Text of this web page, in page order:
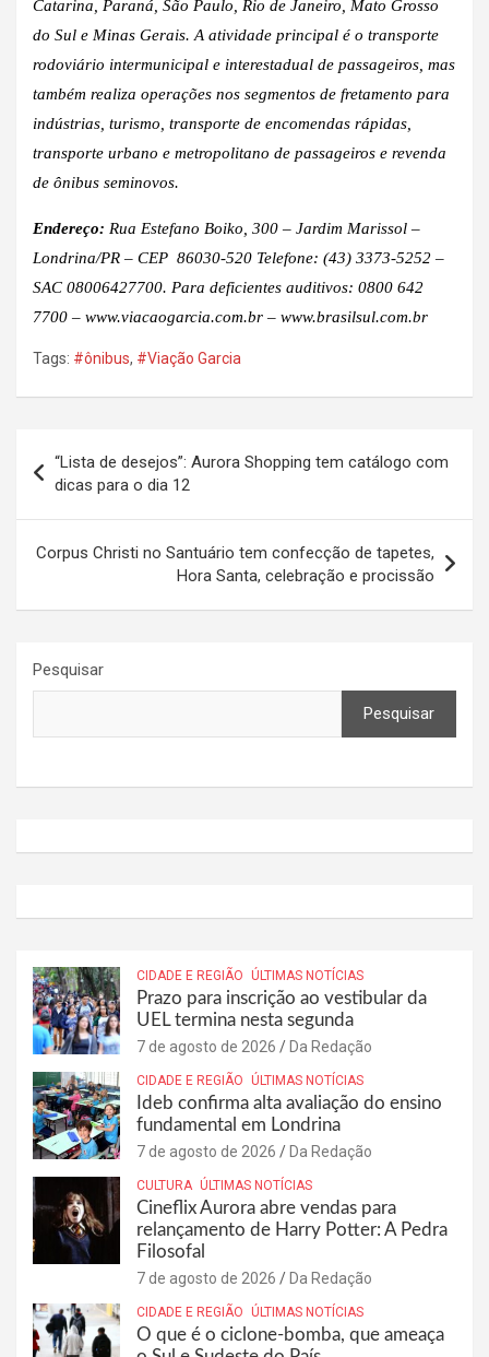
Catarina, Paraná, São Paulo, Rio de Janeiro, Mato Grosso
do Sul e Minas Gerais. A atividade principal é o transporte
rodoviário intermunicipal e interestadual de passageiros, mas
também realiza operações nos segmentos de fretamento para
indústrias, turismo, transporte de encomendas rápidas,
transporte urbano e metropolitano de passageiros e revenda
de ônibus seminovos.
Endereço: Rua Estefano Boiko, 300 – Jardim Marissol –
Londrina/PR – CEP 86030-520 Telefone: (43) 3373-5252 –
SAC 08006427700. Para deficientes auditivos: 0800 642
7700 – www.viacaogarcia.com.br – www.brasilsul.com.br
Tags: #ônibus, #Viação Garcia
de
Post
“Lista de desejos”: Aurora Shopping tem catálogo com
dicas para o dia 12
Corpus Christi no Santuário tem confecção de tapetes,
Hora Santa, celebração e procissão
Pesquisar
Pesquisar
CIDADE E REGIÃO ÚLTIMAS NOTÍCIAS
Prazo para inscrição ao vestibular da
UEL termina nesta segunda
7 de agosto de 2026 Da Redação
CIDADE E REGIÃO ÚLTIMAS NOTÍCIAS
Ideb confirma alta avaliação do ensino
fundamental em Londrina
7 de agosto de 2026 Da Redação
CULTURA ÚLTIMAS NOTÍCIAS
Cineflix Aurora abre vendas para
relançamento de Harry Potter: A Pedra
Filosofal
7 de agosto de 2026 Da Redação
CIDADE E REGIÃO ÚLTIMAS NOTÍCIAS
O que é o ciclone-bomba, que ameaça